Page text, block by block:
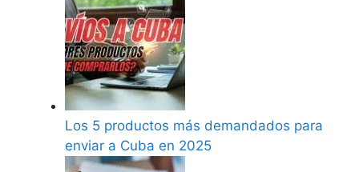
Los 5 productos más demandados para
enviar a Cuba en 2025